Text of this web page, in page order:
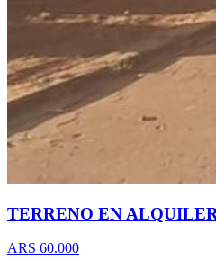
TERRENO EN
ARS 60.000